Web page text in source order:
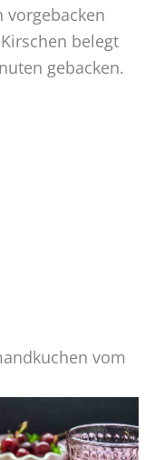
vorgebacken
belegt
gebacken.
vom